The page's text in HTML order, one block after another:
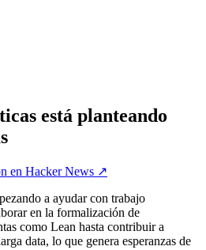
está planteando
en Hacker News ↗
a ayudar con trabajo
en la formalización de
como Lean hasta contribuir a
data, lo que genera esperanzas de